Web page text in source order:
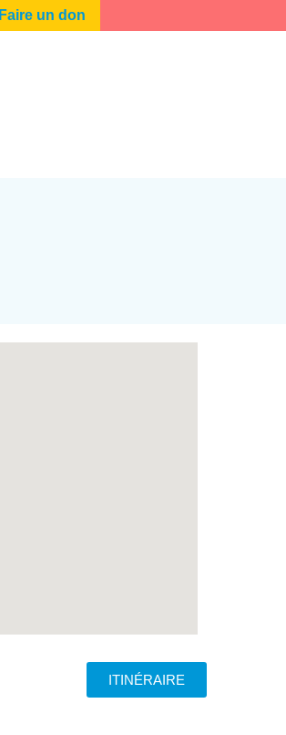
Faire un don
ITINÉRAIRE